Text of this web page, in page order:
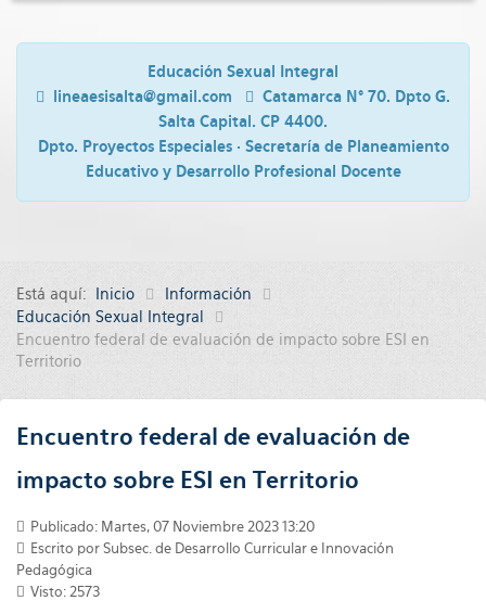
Educación Sexual Integral
lineaesisalta@gmail.com
Catamarca N° 70. Dpto G.
Salta Capital. CP 4400.
Dpto. Proyectos Especiales · Secretaría de Planeamiento
Educativo y Desarrollo Profesional Docente
Está aquí: Inicio
Información
Educación Sexual Integral
Encuentro federal de evaluación de impacto sobre ESI en
Territorio
Encuentro federal de evaluación de
impacto sobre ESI en Territorio
Publicado: Martes, 07 Noviembre 2023 13:20
Escrito por Subsec. de Desarrollo Curricular e Innovación
Pedagógica
Visto: 2573